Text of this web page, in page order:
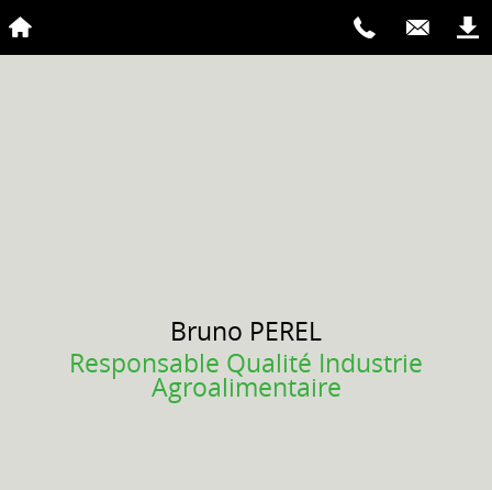
Bruno PEREL
Responsable Qualité Industrie
Agroalimentaire